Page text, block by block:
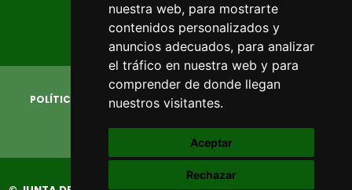
nuestra web, para mostrarte
contenidos personalizados y
anuncios adecuados, para analizar
el tráfico en nuestra web y para
comprender de donde llegan
nuestros visitantes.
Aceptar
Rechazar
POLÍTICA DE PRIVACIDAD
AVISO LEGAL
POLÍTICA DE COOKIES
CAMBIAR PREFERENCIAS COOKIES